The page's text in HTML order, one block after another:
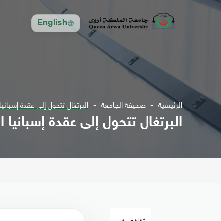
English
الرئيسية صحيفة الجامعة البرتغال تتحول إلى عقدة
البرتغال تتحول إلى عقدة إسبانيا